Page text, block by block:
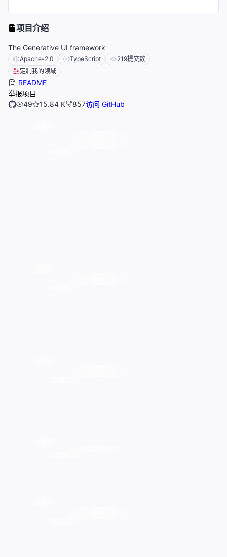
项目介绍
The Generative UI framework
Apache-2.0 TypeScript 219提交数
定制我的领域
README
举报项目
49
15.84 K 857访问 GitHub